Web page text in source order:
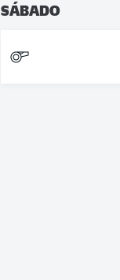
SÁBADO